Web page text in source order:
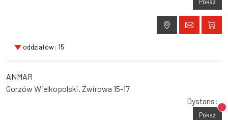
Pokaż
oddziałów: 15
ANMAR
Gorzów Wielkopolski, Żwirowa 15-17
Dystans:
Pokaż